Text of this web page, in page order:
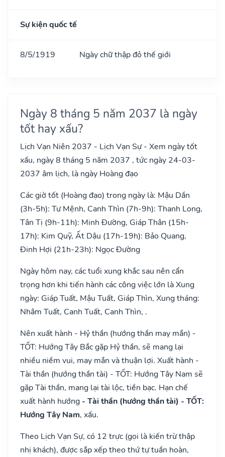
Sự kiện quốc tế
8/5/1919 Ngày chữ thập đỏ thế giới
Ngày 8 tháng 5 năm 2037 là ngày
tốt hay xấu?
Lịch Vạn Niên 2037 - Lịch Vạn Sự - Xem ngày tốt
xấu, ngày 8 tháng 5 năm 2037 , tức ngày 24-03-
2037 âm lịch, là ngày Hoàng đạo
Các giờ tốt (Hoàng đạo) trong ngày là: Mậu Dần
(3h-5h): Tư Mệnh, Canh Thìn (7h-9h): Thanh Long,
Tân Tị (9h-11h): Minh Đường, Giáp Thân (15h-
17h): Kim Quỹ, Ất Dậu (17h-19h): Bảo Quang,
Đinh Hợi (21h-23h): Ngọc Đường
Ngày hôm nay, các tuổi xung khắc sau nên cẩn
trọng hơn khi tiến hành các công việc lớn là Xung
ngày: Giáp Tuất, Mậu Tuất, Giáp Thìn, Xung tháng:
Nhâm Tuất, Canh Tuất, Canh Thìn, .
Nên xuất hành - Hỷ thần (hướng thần may mắn) -
TỐT: Hướng Tây Bắc gặp Hỷ thần, sẽ mang lại
nhiều niềm vui, may mắn và thuận lợi. Xuất hành -
Tài thần (hướng thần tài) - TỐT: Hướng Tây Nam sẽ
gặp Tài thần, mang lại tài lộc, tiền bạc. Hạn chế
xuất hành hướng - Tài thần (hướng thần tài) - TỐT:
Hướng Tây Nam, xấu.
Theo Lịch Vạn Sự, có 12 trực (gọi là kiến trừ thập
nhị khách), được sắp xếp theo thứ tự tuần hoàn,